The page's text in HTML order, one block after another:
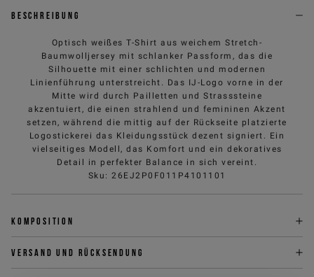
Beschreibung
Optisch weißes T-Shirt aus weichem Stretch-
Baumwolljersey mit schlanker Passform, das die
Silhouette mit einer schlichten und modernen
Linienführung unterstreicht. Das IJ-Logo vorne in der
Mitte wird durch Pailletten und Strasssteine
akzentuiert, die einen strahlend und femininen Akzent
setzen, während die mittig auf der Rückseite platzierte
Logostickerei das Kleidungsstück dezent signiert. Ein
vielseitiges Modell, das Komfort und ein dekoratives
Detail in perfekter Balance in sich vereint.
Sku : 26EJ2P0F011P4101101
Komposition
Versand und Rücksendung